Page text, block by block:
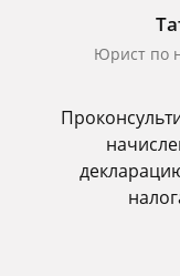
Юрист по